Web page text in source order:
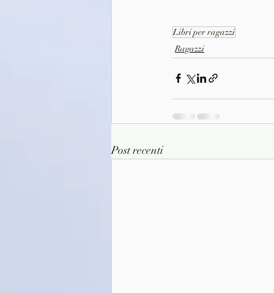
Libri per ragazzi
Ragazzi
Post recenti